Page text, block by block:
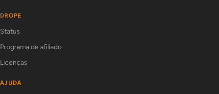
DROPE
Status
Programa de afiliado
Licenças
AJUDA